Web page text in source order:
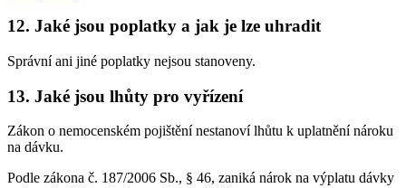
12. Jaké jsou poplatky a jak je lze uhradit
Správní ani jiné poplatky nejsou stanoveny.
13. Jaké jsou lhůty pro vyřízení
Zákon o nemocenském pojištění nestanoví lhůtu k uplatnění nároku
na dávku.
Podle zákona č. 187/2006 Sb., § 46, zaniká nárok na výplatu dávky